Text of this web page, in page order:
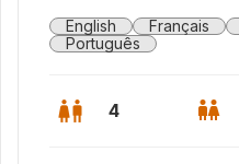
English Français
Português
4